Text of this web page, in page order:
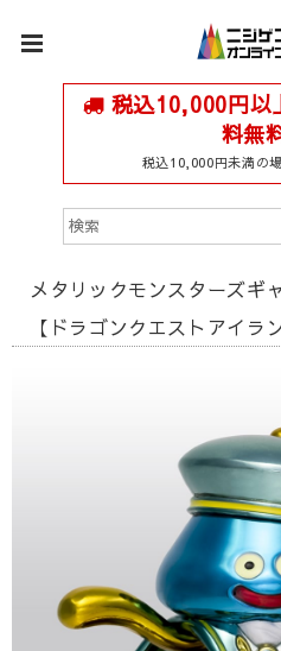
税込10,000円以
料無
税込10,000円未満の
メタリックモンスターズ
【ドラゴンクエストアイラ